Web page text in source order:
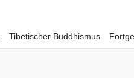
Tibetischer Buddhismus